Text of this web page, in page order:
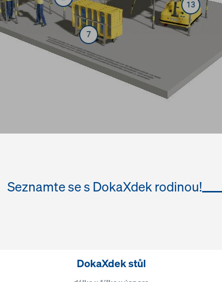
Seznamte se s DokaXdek rodinou!
DokaXdek stůl